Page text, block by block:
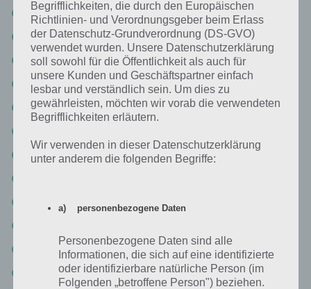
Seite 39: Burrito
Seite 40: The Doors
Seite 41: Krieg
Seite 42: Dame
Seite 43: Kellner
Seite 45: 2
Seite 49: Würfel
Seite 50: Kokosnuss
Begrifflichkeiten, die durch den Europäischen
Richtlinien- und Verordnungsgeber beim Erlass
der Datenschutz-Grundverordnung (DS-GVO)
verwendet wurden. Unsere Datenschutzerklärung
soll sowohl für die Öffentlichkeit als auch für
unsere Kunden und Geschäftspartner einfach
lesbar und verständlich sein. Um dies zu
gewährleisten, möchten wir vorab die verwendeten
Begrifflichkeiten erläutern.
Wir verwenden in dieser Datenschutzerklärung
unter anderem die folgenden Begriffe:
a) personenbezogene Daten
Personenbezogene Daten sind alle
Informationen, die sich auf eine identifizierte
oder identifizierbare natürliche Person (im
Folgenden „betroffene Person") beziehen.